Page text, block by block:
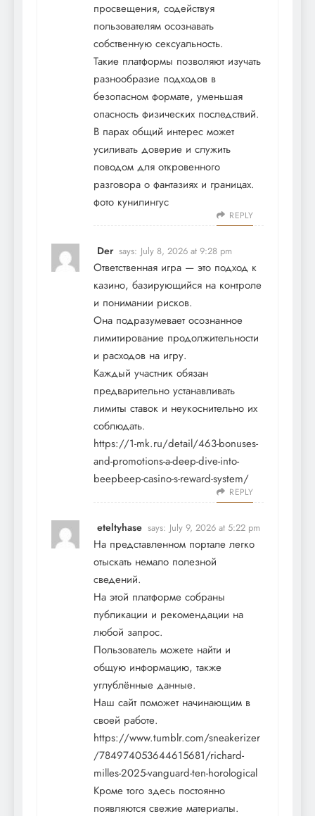
просвещения, содействуя
пользователям осознавать
собственную сексуальность.
Такие платформы позволяют изучать
разнообразие подходов в
безопасном формате, уменьшая
опасность физических последствий.
В парах общий интерес может
усиливать доверие и служить
поводом для откровенного
разговора о фантазиях и границах.
фото кунилингус
REPLY
Der says: July 8, 2026 at 9:28 pm
Ответственная игра — это подход к
казино, базирующийся на контроле
и понимании рисков.
Она подразумевает осознанное
лимитирование продолжительности
и расходов на игру.
Каждый участник обязан
предварительно устанавливать
лимиты ставок и неукоснительно их
соблюдать.
https://1-mk.ru/detail/463-bonuses-
and-promotions-a-deep-dive-into-
beepbeep-casino-s-reward-system/
REPLY
eteltyhase says: July 9, 2026 at 5:22 pm
На представленном портале легко
отыскать немало полезной
сведений.
На этой платформе собраны
публикации и рекомендации на
любой запрос.
Пользователь можете найти и
общую информацию, также
углублённые данные.
Наш сайт поможет начинающим в
своей работе.
https://www.tumblr.com/sneakerizer
/784974053644615681/richard-
milles-2025-vanguard-ten-horological
Кроме того здесь постоянно
появляются свежие материалы.